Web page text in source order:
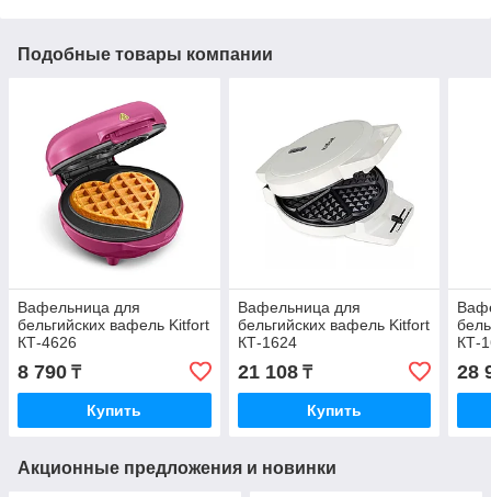
Подобные товары компании
Вафельница для
бельгийских вафель Kitfort
КТ-4626
8 790 ₸
Купить
Вафельница для
бельгийских вафель Kitfort
КТ-1624
21 108₸
Купить
КТ-
28
Акционные предложения и новинки